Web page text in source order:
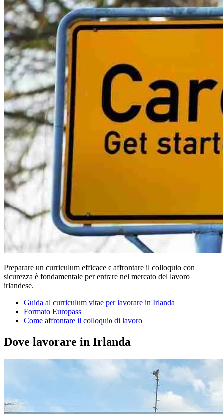
Preparare un curriculum efficace e affrontare il colloquio con
sicurezza è fondamentale per entrare nel mercato del lavoro
irlandese.
Guida al curriculum vitae per lavorare in Irlanda
Formato Europass
Come affrontare il colloquio di lavoro
Dove lavorare in Irlanda